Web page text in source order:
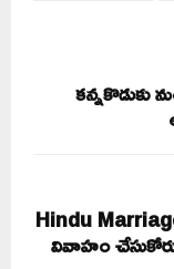
కన్నకొడుకు
Hindu
వివాహం